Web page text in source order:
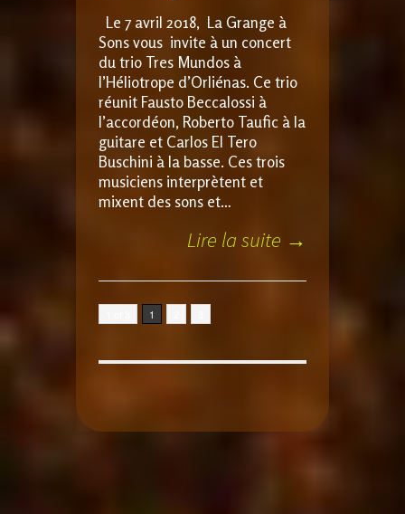
Le 7 avril 2018, La Grange à
Sons vous invite à un concert
du trio Tres Mundos à
l’Héliotrope d’Orliénas. Ce trio
réunit Fausto Beccalossi à
l’accordéon, Roberto Taufic à la
guitare et Carlos El Tero
Buschini à la basse. Ces trois
musiciens interprètent et
mixent des sons et…
Lire la suite →
1